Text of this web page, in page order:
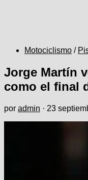
Motociclismo /
Jorge Martín
como el final
por admin · 23